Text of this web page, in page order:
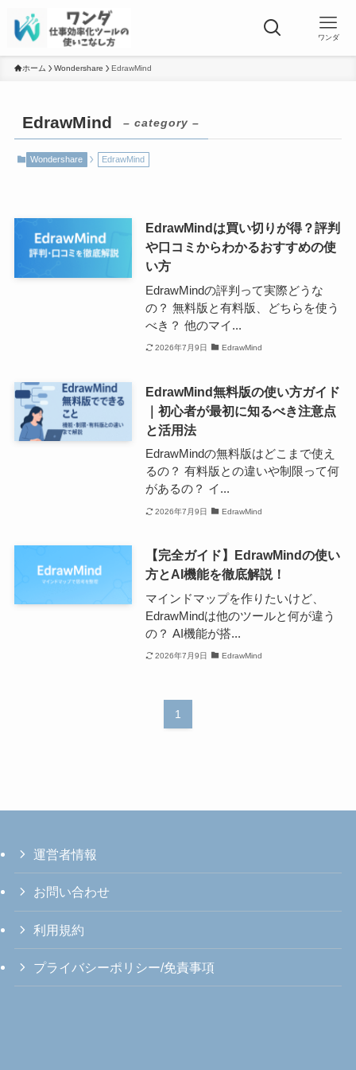
ワンダ
ホーム Wondershare EdrawMind
EdrawMind – category –
Wondershare EdrawMind
EdrawMindは買い切りが得？評判
や口コミからわかるおすすめの使
い方
EdrawMindの評判って実際どうな
の？ 無料版と有料版、どちらを使う
べき？ 他のマイ...
2026年7月9日 EdrawMind
EdrawMind無料版の使い方ガイド
｜初心者が最初に知るべき注意点
と活用法
EdrawMindの無料版はどこまで使え
るの？ 有料版との違いや制限って何
があるの？ イ...
2026年7月9日 EdrawMind
【完全ガイド】EdrawMindの使い
方とAI機能を徹底解説！
マインドマップを作りたいけど、
EdrawMindは他のツールと何が違う
の？ AI機能が搭...
2026年7月9日 EdrawMind
1
運営者情報
お問い合わせ
利用規約
プライバシーポリシー/免責事項